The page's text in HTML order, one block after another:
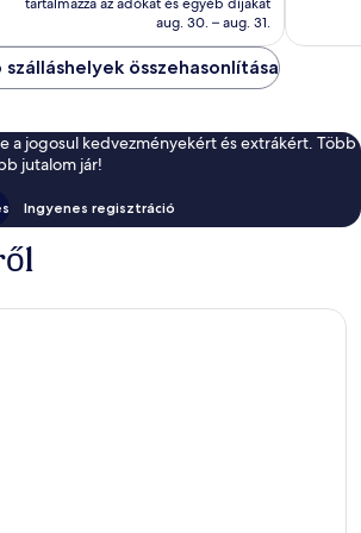
25 243 Ft
aug. 30. – aug. 31.
szálláshelyek összehasonlítása
a jogosul kedvezményekért és extrákért. Több
jutalom jár!
Ingyenes regisztráció